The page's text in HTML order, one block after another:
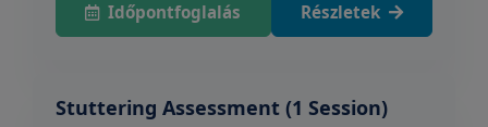
Időpontfoglalás Részletek
Stuttering Assessment (1 Session)